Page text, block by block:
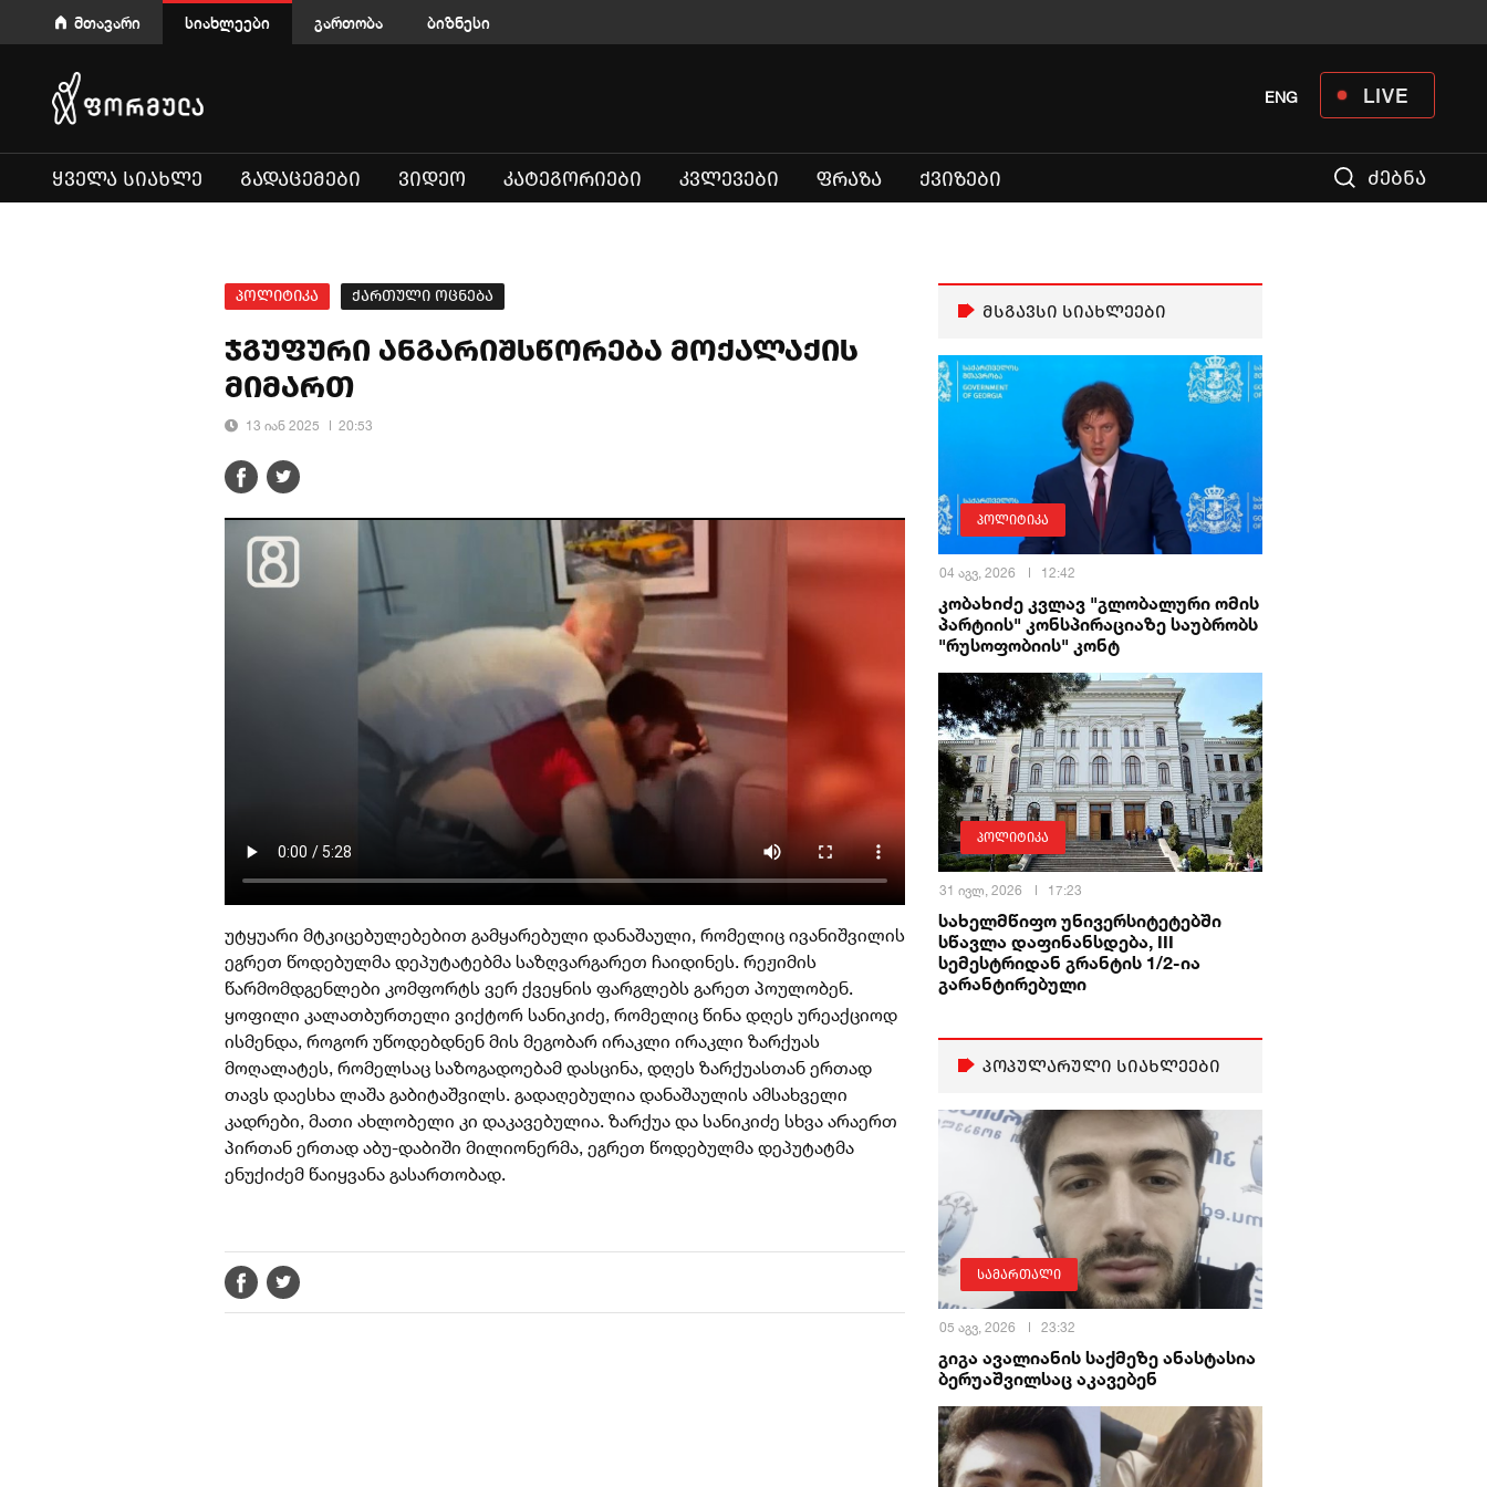
მთავარი სიახლეები გართობა ბიზნესი
LIVE
ENG
ᲧᲕᲔᲚᲐ ᲡᲘᲐᲮᲚᲔ ᲒᲐᲓᲐᲪᲔᲛᲔᲑᲘ ᲕᲘᲓᲔᲝ ᲙᲐᲢᲔᲒᲝᲠᲘᲔᲑᲘ ᲙᲕᲚᲔᲕᲔᲑᲘ ᲤᲠᲐᲖᲐ ᲥᲕᲘᲖᲔᲑᲘ ძებნა
პოლიტიკა ქართული ოცნება
ჯგუფური ანგარიშსწორება მოქალაქის
მიმართ
13 იან 2025 20:53
უტყუარი მტკიცებულებებით გამყარებული დანაშაული, რომელიც ივანიშვილის
ეგრეთ წოდებულმა დეპუტატებმა საზღვარგარეთ ჩაიდინეს. რეჟიმის
წარმომდგენლები კომფორტს ვერ ქვეყნის ფარგლებს გარეთ პოულობენ.
ყოფილი კალათბურთელი ვიქტორ სანიკიძე, რომელიც წინა დღეს ურეაქციოდ
ისმენდა, როგორ უწოდებდნენ მის მეგობარ ირაკლი ირაკლი ზარქუას
მოღალატეს, რომელსაც საზოგადოებამ დასცინა, დღეს ზარქუასთან ერთად
თავს დაესხა ლაშა გაბიტაშვილს. გადაღებულია დანაშაულის ამსახველი
კადრები, მათი ახლობელი კი დაკავებულია. ზარქუა და სანიკიძე სხვა არაერთ
პირთან ერთად აბუ-დაბიში მილიონერმა, ეგრეთ წოდებულმა დეპუტატმა
ენუქიძემ წაიყვანა გასართობად.
მსგავსი სიახლეები
პოლიტიკა
04 აგვ, 2026 12:42
კობახიძე კვლავ "გლობალური ომის
პარტიის" კონსპირაციაზე საუბრობს
"რუსოფობიის" კონტ
პოლიტიკა
31 ივლ, 2026 17:23
სახელმწიფო უნივერსიტეტებში
სწავლა დაფინანსდება, III
სემესტრიდან გრანტის 1/2-ია
გარანტირებული
პოპულარული სიახლეები
სამართალი
05 აგვ, 2026 23:32
გიგა ავალიანის საქმეზე ანასტასია
ბერუაშვილსაც აკავებენ